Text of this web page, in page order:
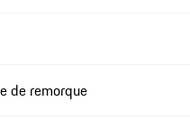
de remorque